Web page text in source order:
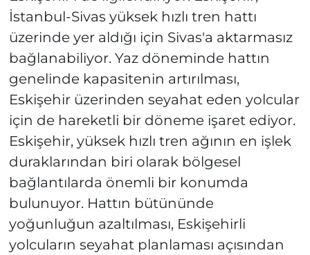
İstanbul-Sivas yüksek hızlı tren hattı
üzerinde yer aldığı için Sivas'a aktarmasız
bağlanabiliyor. Yaz döneminde hattın
genelinde kapasitenin artırılması,
Eskişehir üzerinden seyahat eden yolcular
için de hareketli bir döneme işaret ediyor.
Eskişehir, yüksek hızlı tren ağının en işlek
duraklarından biri olarak bölgesel
bağlantılarda önemli bir konumda
bulunuyor. Hattın bütününde
yoğunluğun azaltılması, Eskişehirli
yolcuların seyahat planlaması açısından